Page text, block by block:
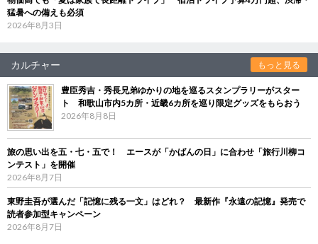
猛暑への備えも必須
2026年8月3日
カルチャー もっと見る
豊臣秀吉・秀長兄弟ゆかりの地を巡るスタンプラリーがスター
ト 和歌山市内5カ所・近畿6カ所を巡り限定グッズをもらおう
2026年8月8日
旅の思い出を五・七・五で！ エースが「かばんの日」に合わせ「旅行川柳コ
ンテスト」を開催
2026年8月7日
東野圭吾が選んだ「記憶に残る一文」はどれ？ 最新作『永遠の記憶』発売で
読者参加型キャンペーン
2026年8月7日